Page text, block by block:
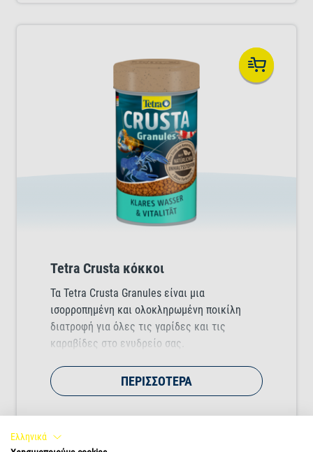
Tetra Crusta κόκκοι
Τα Tetra Crusta Granules είναι μια
ισορροπημένη και ολοκληρωμένη ποικίλη
διατροφή για όλες τις γαρίδες και τις
καραβίδες στο ενυδρείο σας.
ΠΕΡΙΣΣΌΤΕΡΑ
Ελληνικά